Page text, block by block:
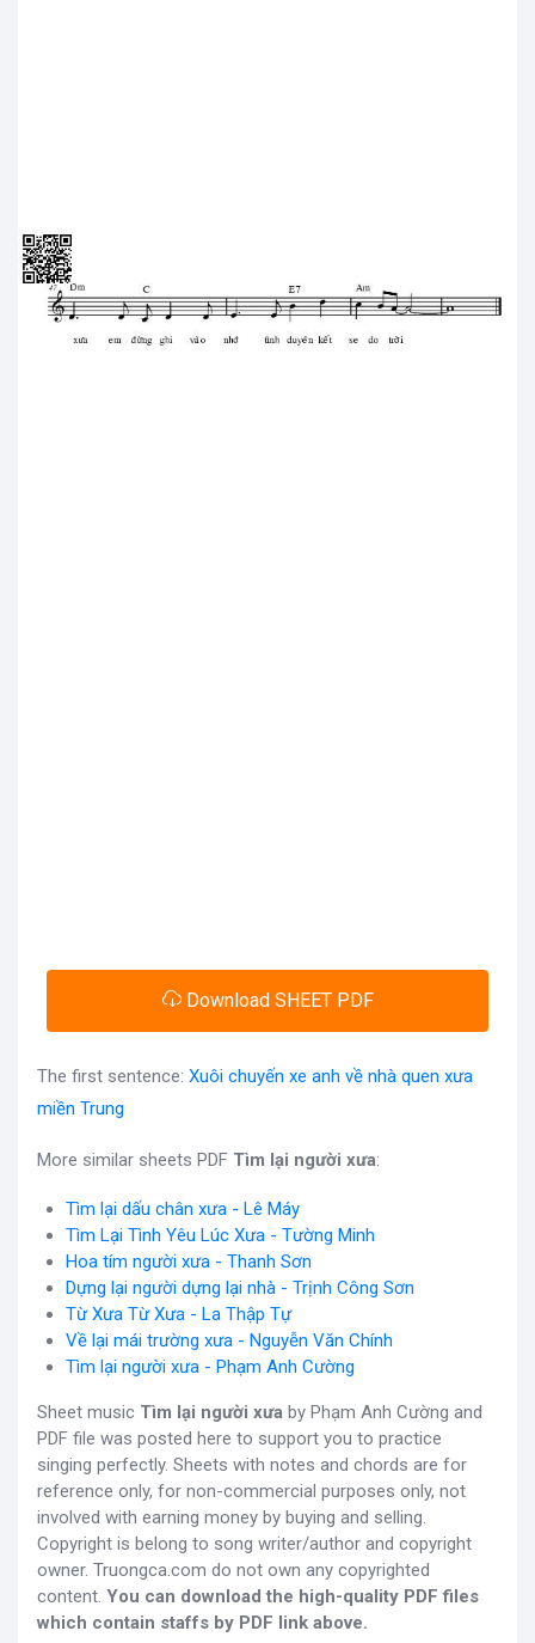
Download SHEET PDF
The first sentence: Xuôi chuyến xe anh về nhà quen xưa
miền Trung
More similar sheets PDF Tìm lại người xưa:
Tìm lại dấu chân xưa - Lê Máy
Tìm Lại Tình Yêu Lúc Xưa - Tường Minh
Hoa tím người xưa - Thanh Sơn
Dựng lại người dựng lại nhà - Trịnh Công Sơn
Từ Xưa Từ Xưa - La Thập Tự
Về lại mái trường xưa - Nguyễn Văn Chính
Tìm lại người xưa - Phạm Anh Cường
Sheet music Tìm lại người xưa by Phạm Anh Cường and
PDF file was posted here to support you to practice
singing perfectly. Sheets with notes and chords are for
reference only, for non-commercial purposes only, not
involved with earning money by buying and selling.
Copyright is belong to song writer/author and copyright
owner. Truongca.com do not own any copyrighted
content. You can download the high-quality PDF files
which contain staffs by PDF link above.